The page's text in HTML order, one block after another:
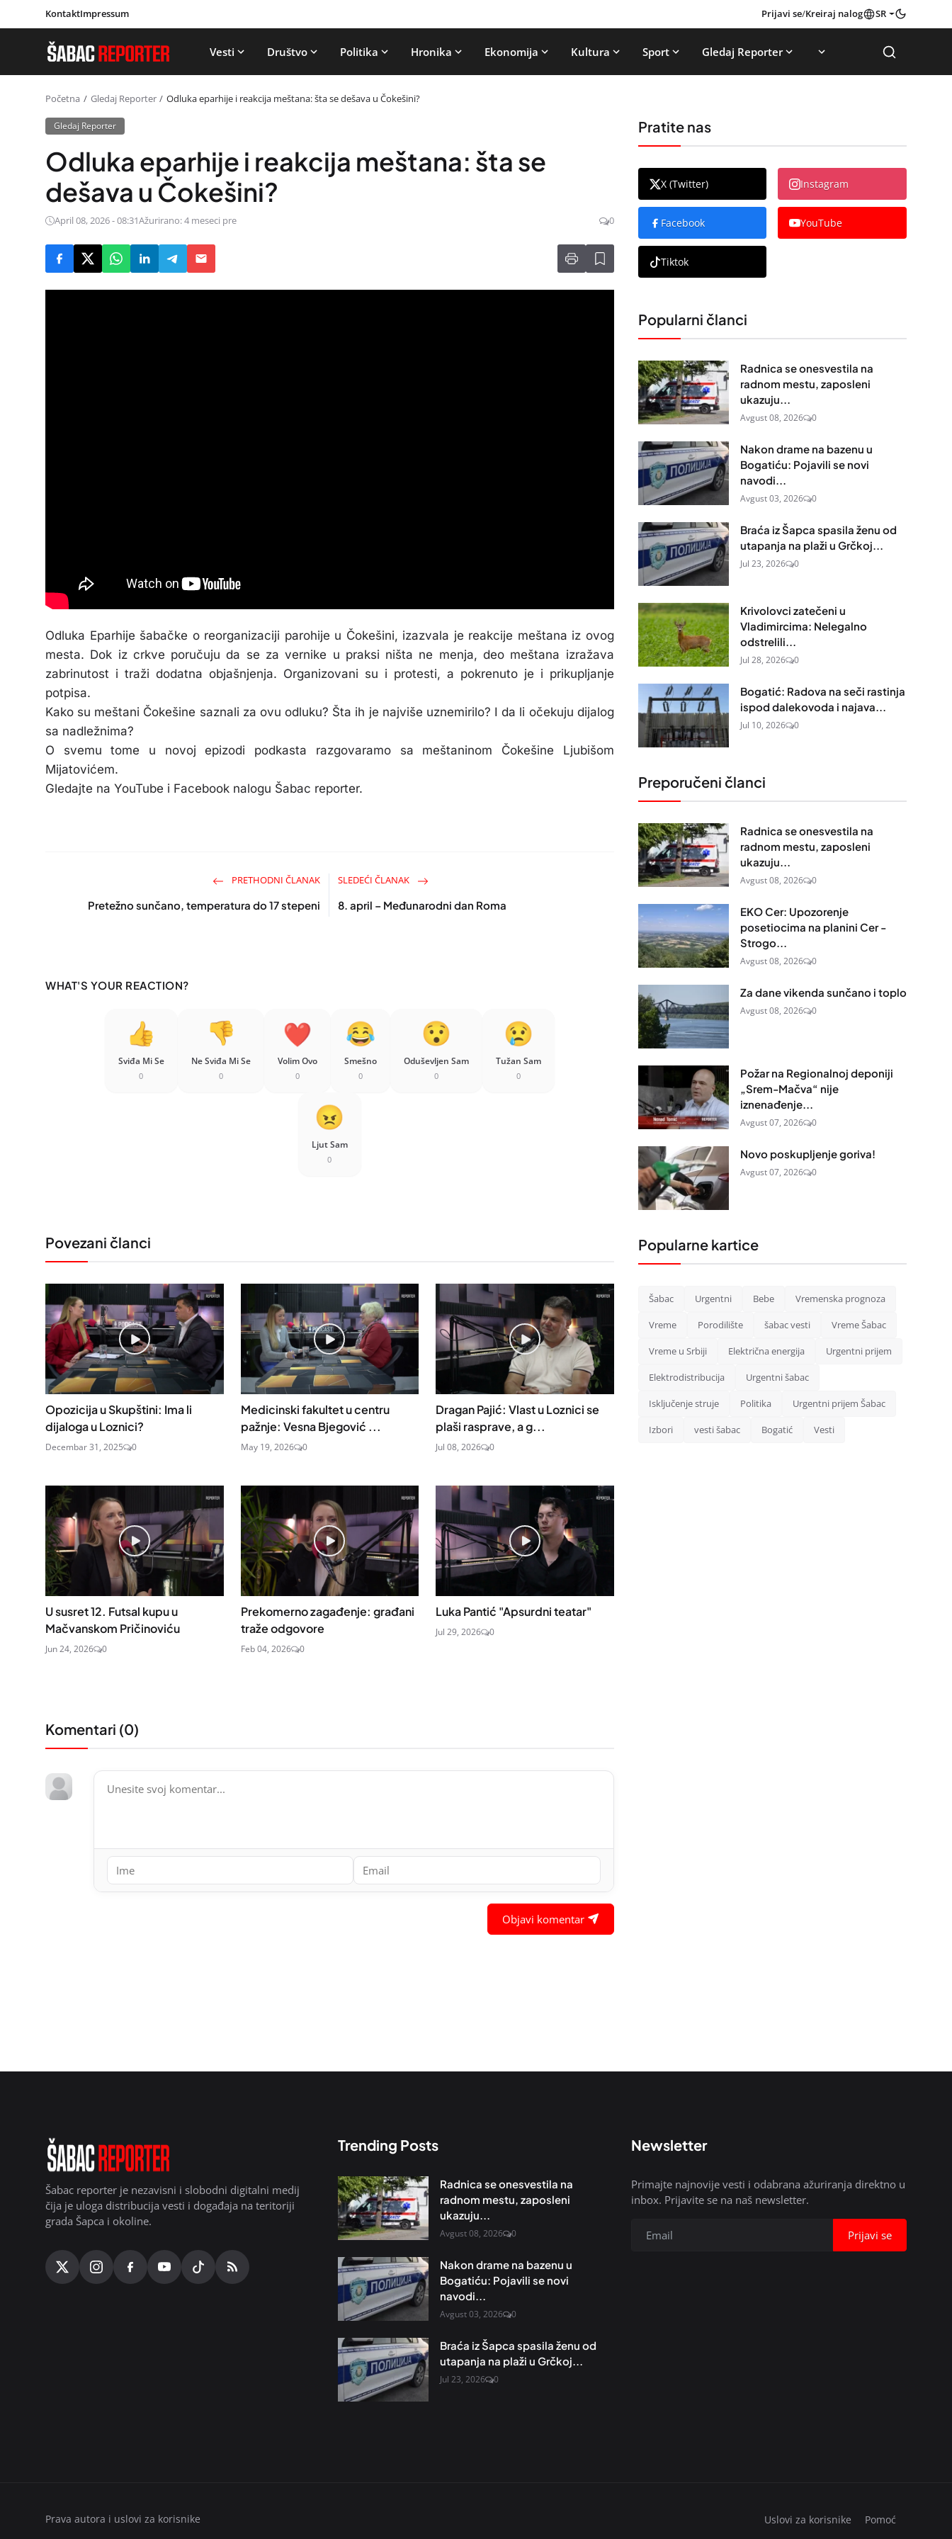
KontaktImpressum Prijavi se/Kreiraj nalog SR
Vesti Društvo Politika Hronika Ekonomija Kultura Sport Gledaj Reporter
Početna Gledaj Reporter Odluka eparhije i reakcija meštana: šta se dešava u Čokešini?
Gledaj Reporter
Odluka eparhije i reakcija meštana: šta se
dešava u Čokešini?
April 08, 2026 - 08:31Ažurirano: 4 meseci pre 0
Odluka Eparhije šabačke o reorganizaciji parohije u Čokešini, izazvala je reakcije meštana iz ovog
mesta. Dok iz crkve poručuju da se za vernike u praksi ništa ne menja, deo meštana izražava
zabrinutost i traži dodatna objašnjenja. Organizovani su i protesti, a pokrenuto je i prikupljanje
potpisa.
Kako su meštani Čokešine saznali za ovu odluku? Šta ih je najviše uznemirilo? I da li očekuju dijalog
sa nadležnima?
O svemu tome u novoj epizodi podkasta razgovaramo sa meštaninom Čokešine Ljubišom
Mijatovićem.
Gledajte na YouTube i Facebook nalogu Šabac reporter.
PRETHODNI ČLANAK
Pretežno sunčano, temperatura do 17 stepeni
SLEDEĆI ČLANAK
8. april – Međunarodni dan Roma
WHAT'S YOUR REACTION?
Sviđa Mi Se
0
Ne Sviđa Mi Se
0
Volim Ovo
0
Smešno
0
Oduševljen Sam
0
Tužan Sam
0
Ljut Sam
0
Povezani članci
Opozicija u Skupštini: Ima li
dijaloga u Loznici?
Decembar 31, 2025 0
Medicinski fakultet u centru
pažnje: Vesna Bjegović ...
May 19, 2026 0
Dragan Pajić: Vlast u Loznici se
plaši rasprave, a g...
Jul 08, 2026 0
U susret 12. Futsal kupu u
Mačvanskom Pričinoviću
Jun 24, 2026 0
Prekomerno zagađenje: građani
traže odgovore
Feb 04, 2026 0
Luka Pantić "Apsurdni teatar"
Jul 29, 2026 0
Komentari (0)
Objavi komentar
Pratite nas
X (Twitter) Instagram
Facebook YouTube
Tiktok
Popularni članci
Radnica se onesvestila na
radnom mestu, zaposleni
ukazuju...
Avgust 08, 2026 0
Nakon drame na bazenu u
Bogatiću: Pojavili se novi
navodi...
Avgust 03, 2026 0
Braća iz Šapca spasila ženu od
utapanja na plaži u Grčkoj...
Jul 23, 2026 0
Krivolovci zatečeni u
Vladimircima: Nelegalno
odstrelili...
Jul 28, 2026 0
Bogatić: Radova na seči rastinja
ispod dalekovoda i najava...
Jul 10, 2026 0
Preporučeni članci
Radnica se onesvestila na
radnom mestu, zaposleni
ukazuju...
Avgust 08, 2026 0
EKO Cer: Upozorenje
posetiocima na planini Cer -
Strogo...
Avgust 08, 2026 0
Za dane vikenda sunčano i toplo
Avgust 08, 2026 0
Požar na Regionalnoj deponiji
„Srem-Mačva“ nije
iznenađenje...
Avgust 07, 2026 0
Novo poskupljenje goriva!
Avgust 07, 2026 0
Popularne kartice
Šabac Urgentni Bebe Vremenska prognoza
Vreme Porodilište šabac vesti Vreme Šabac
Vreme u Srbiji Električna energija Urgentni prijem
Elektrodistribucija Urgentni šabac
Isključenje struje Politika Urgentni prijem Šabac
Izbori vesti šabac Bogatić Vesti
Šabac reporter je nezavisni i slobodni digitalni medij
čija je uloga distribucija vesti i događaja na teritoriji
grada Šapca i okoline.
Trending Posts
Radnica se onesvestila na
radnom mestu, zaposleni
ukazuju...
Avgust 08, 2026 0
Nakon drame na bazenu u
Bogatiću: Pojavili se novi
navodi...
Avgust 03, 2026 0
Braća iz Šapca spasila ženu od
utapanja na plaži u Grčkoj...
Jul 23, 2026 0
Newsletter
Primajte najnovije vesti i odabrana ažuriranja direktno u
inbox. Prijavite se na naš newsletter.
Prijavi se
Prava autora i uslovi za korisnike Uslovi za korisnike Pomoć